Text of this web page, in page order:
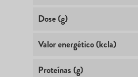
Dose (g)
Valor energético (kcla)
Proteínas (g)